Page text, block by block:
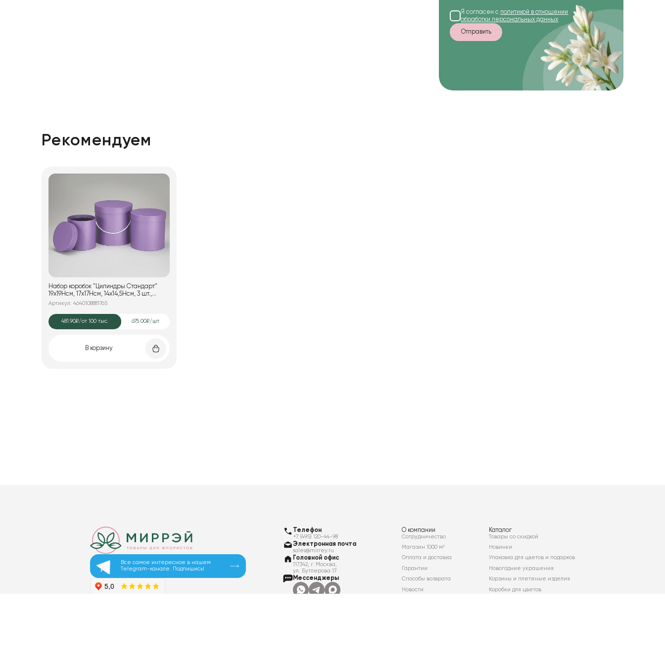
Я согласен с политикой в отношении
обработки персональных данных
Отправить
Рекомендуем
Набор коробок "Цилиндры Стандарт"
19x19Hсм, 17x17Hсм, 14x14,5Hсм, 3 шт.,
сиреневый
Артикул: 4640108881765
481.90₽/от 100 тыс. 675.00₽/шт
В корзину
Все самое интересное в нашем
Telegram-канале. Подпишись!
Телефон
+7 (495) 120-44-98
Электронная почта
sales@mirrey.ru
Головной офис
117342, г. Москва,
ул. Бутлерова 17
Мессенджеры
О компании
Сотрудничество
Магазин 1000 м²
Оплата и доставка
Гарантии
Способы возврата
Новости
Каталог
Товары со скидкой
Новинки
Упаковка для цветов и подарков
Новогодние украшения
Корзины и плетеные изделия
Коробки для цветов